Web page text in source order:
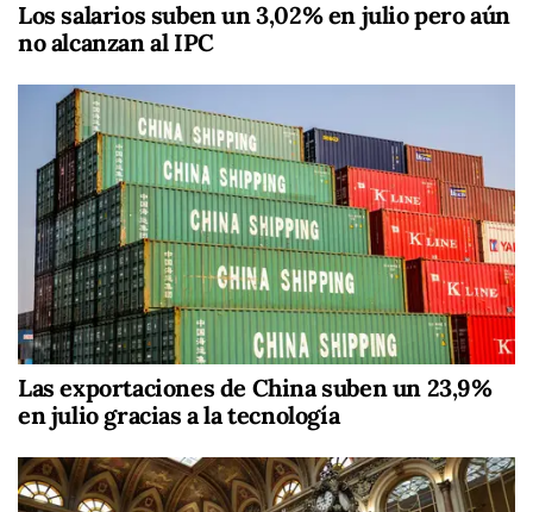
Los salarios suben un 3,02% en julio pero aún
no alcanzan al IPC
Las exportaciones de China suben un 23,9%
en julio gracias a la tecnología